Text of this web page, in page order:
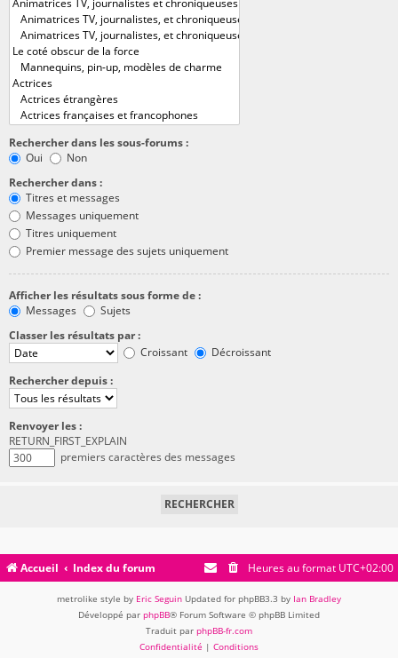
Rechercher dans les sous-forums :
Oui
Non
Rechercher dans :
Titres et messages
Messages uniquement
Titres uniquement
Premier message des sujets uniquement
Afficher les résultats sous forme de :
Messages
Sujets
Classer les résultats par :
Croissant
Décroissant
Rechercher depuis :
Renvoyer les :
RETURN_FIRST_EXPLAIN
premiers caractères des messages
Accueil Index du forum Heures au format UTC+02:00
metrolike style by Eric Seguin Updated for phpBB3.3 by Ian Bradley
Développé par phpBB® Forum Software © phpBB Limited
Traduit par phpBB-fr.com
Confidentialité | Conditions